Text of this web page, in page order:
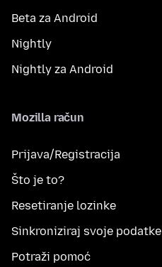
Beta za Android
Nightly
Nightly za Android
Mozilla račun
Prijava/Registracija
Što je to?
Resetiranje lozinke
Sinkroniziraj svoje podatke
Potraži pomoć